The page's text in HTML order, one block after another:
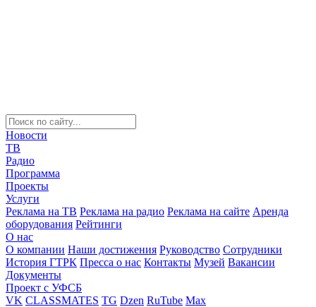
Новости
ТВ
Радио
Программа
Проекты
Услуги
Реклама на ТВ Реклама на радио Реклама на сайте Аренда
оборудования Рейтинги
О нас
О компании Наши достижения Руководство Сотрудники
История ГТРК Пресса о нас Контакты Музей Вакансии
Документы
Проект с УФСБ
VK CLASSMATES TG Dzen RuTube Max